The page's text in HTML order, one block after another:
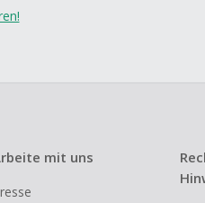
mit uns